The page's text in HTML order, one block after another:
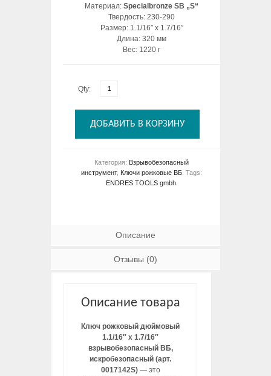
Материал: Specialbronze SB „S“
Твердость: 230-290
Размер: 1.1/16″ x 1.7/16″
Длина: 320 мм
Вес: 1220 г
Qty:
ДОБАВИТЬ В КОРЗИНУ
Категория: Взрывобезопасный
инструмент, Ключи рожковые ВБ Tags:
ENDRES TOOLS gmbh.
Описание
Отзывы (0)
Описание товара
Ключ рожковый дюймовый
1.1/16″ x 1.7/16″
взрывобезопасный ВБ,
искробезопасный (арт.
0017142S)— это